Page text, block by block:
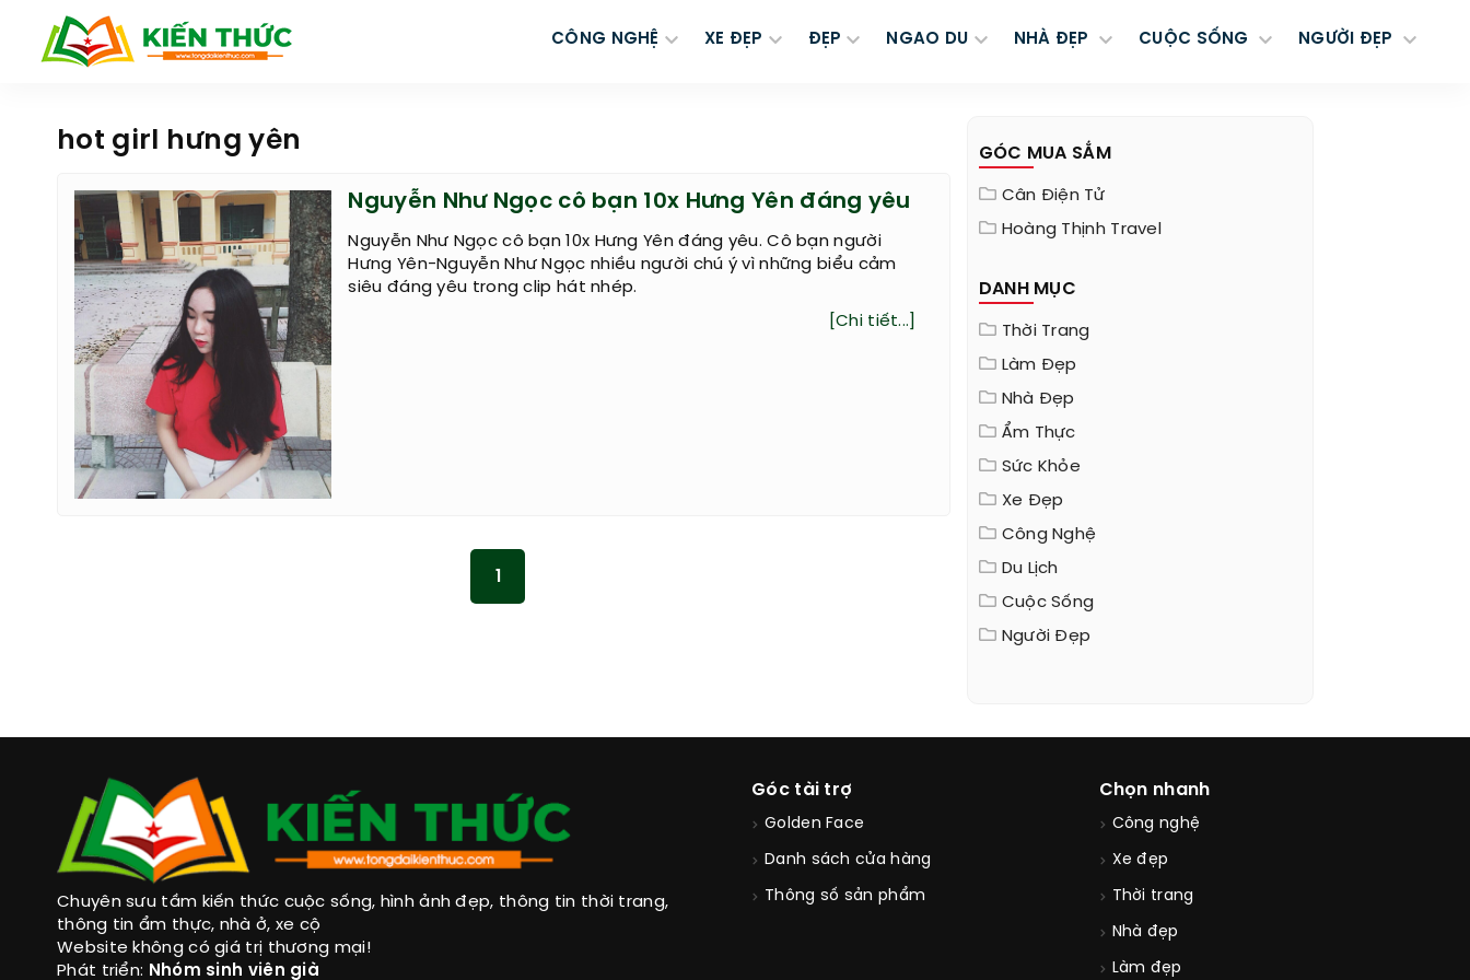
CÔNG NGHỆ XE ĐẸP ĐẸP NGAO DU NHÀ ĐẸP CUỘC SỐNG NGƯỜI ĐẸP
hot girl hưng yên
Nguyễn Như Ngọc cô bạn 10x Hưng Yên đáng yêu
Nguyễn Như Ngọc cô bạn 10x Hưng Yên đáng yêu. Cô bạn người
Hưng Yên-Nguyễn Như Ngọc nhiều người chú ý vì những biểu cảm
siêu đáng yêu trong clip hát nhép.
[Chi tiết...]
GÓC MUA SẮM
Cân Điện Tử
Hoàng Thịnh Travel
DANH MỤC
Thời Trang
Làm Đẹp
Nhà Đẹp
Ẩm Thực
Sức Khỏe
Xe Đẹp
Công Nghệ
Du Lịch
Cuộc Sống
Người Đẹp
Chuyên sưu tầm kiến thức cuộc sống, hình ảnh đẹp, thông tin thời trang,
thông tin ẩm thực, nhà ở, xe cộ
Website không có giá trị thương mại!
Phát triển: Nhóm sinh viên già
Góc tài trợ
Golden Face
Danh sách cửa hàng
Thông số sản phẩm
Chọn nhanh
Công nghệ
Xe đẹp
Thời trang
Nhà đẹp
Làm đẹp